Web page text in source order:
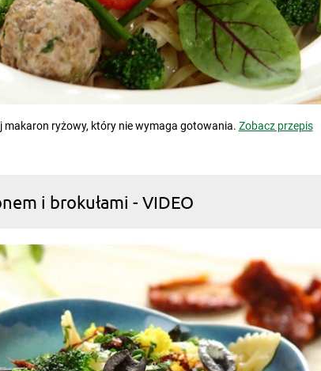
makaron ryżowy, który nie wymaga gotowania. Zobacz przepis
i brokułami - VIDEO